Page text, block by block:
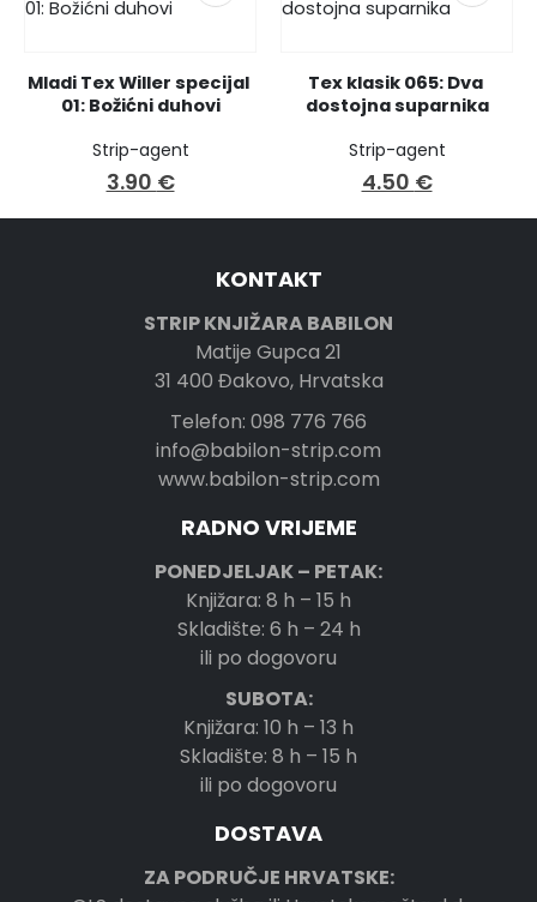
Mladi Tex Willer specijal
01: Božićni duhovi
Strip-agent
3.90 €
Tex klasik 065: Dva
dostojna suparnika
Strip-agent
4.50 €
KONTAKT
STRIP KNJIŽARA BABILON
Matije Gupca 21
31 400 Đakovo, Hrvatska
Telefon: 098 776 766
info@babilon-strip.com
www.babilon-strip.com
RADNO VRIJEME
PONEDJELJAK – PETAK:
Knjižara: 8 h – 15 h
Skladište: 6 h – 24 h
ili po dogovoru
SUBOTA:
Knjižara: 10 h – 13 h
Skladište: 8 h – 15 h
ili po dogovoru
DOSTAVA
ZA PODRUČJE HRVATSKE: